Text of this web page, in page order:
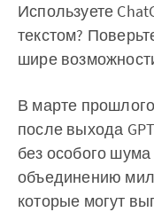
Используете
текстом?
шире
‌‌‌‌В марте
после выхода
без особого
объединению
которые могут